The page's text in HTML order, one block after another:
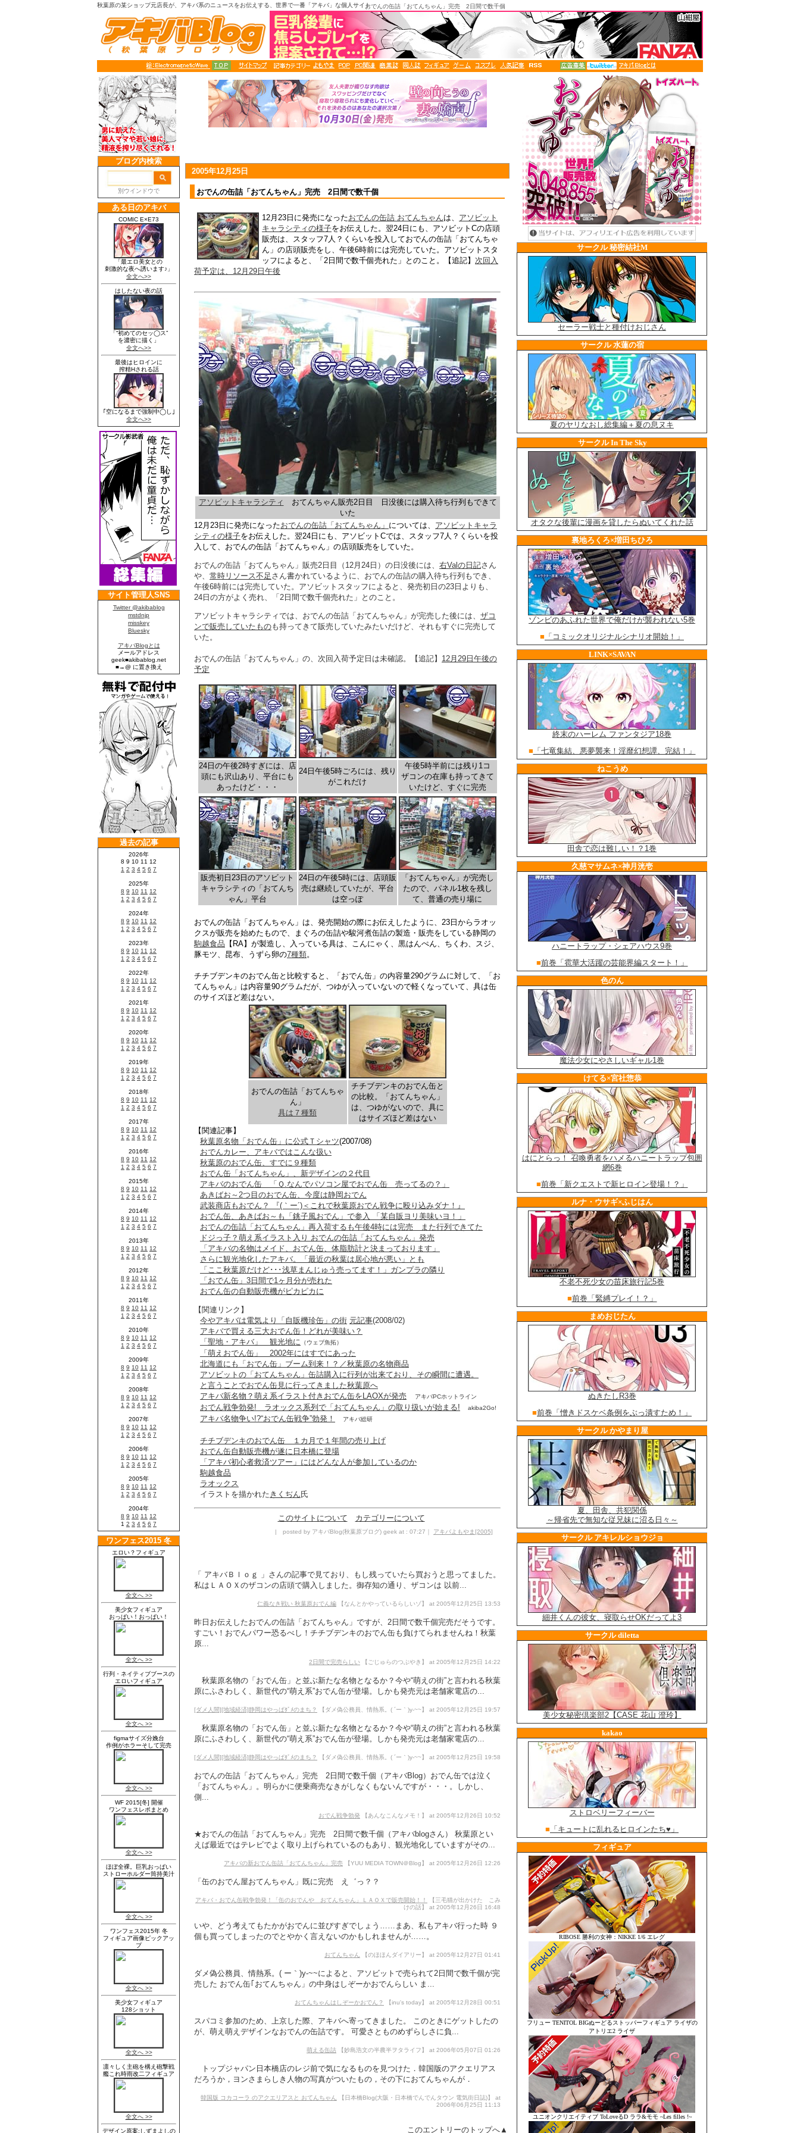
おでんの缶詰「おてんちゃん」完売 2日間で数千個
秋葉原の某ショップ元店長が、アキバ系のニュースをお伝えする、世界で一番「アキバ」な個人サイト
2005年12月25日
おでんの缶詰「おてんちゃん」完売 2日間で数千個
12月23日に発売になったおでんの缶詰 おてんちゃんは、 アソビット
キャラシティの様子をお伝えした。翌24日にも、アソビットCの店頭
販売は、スタッフ7人？くらいを投入しておでんの缶詰「おてんちゃ
ん」の店頭販売をし、午後6時前には完売していた。アソビットスタ
ッフによると、「2日間で数千個売れた」とのこと。【追記】 次回入
荷予定は、12月29日午後
アソビットキャラシティ おてんちゃん販売2日目 日没後には購入待ち行列もできて
いた
12月23日に発売になったおでんの缶詰「おてんちゃん」 については、 アソビットキャラ
シティの様子をお伝えした。翌24日にも、アソビットCでは、スタッフ7人？くらいを投
入して、おでんの缶詰「おてんちゃん」の店頭販売をしていた。
おでんの缶詰「おてんちゃん」販売2日目（12月24日）の日没後には、 右Valの日記さん
や、 常時リソース不足 さん書かれているように、おでんの缶詰の購入待ち行列もでき、
午後6時前には完売していた。アソビットスタッフによると、発売初日の23日よりも、
24日の方がよく売れ、「2日間で数千個売れた」とのこと。
アソビットキャラシティでは、おでんの缶詰「おてんちゃん」が完売した後には、 ザコ
ンで販売していたものも持ってきて販売していたみたいだけど、それもすぐに完売して
いた。
おでんの缶詰「おてんちゃん」の、次回入荷予定日は未確認。【追記】 12月29日午後の
予定
24日の午後2時すぎには、店
頭にも沢山あり、平台にも
あったけど・・・
24日午後5時ごろには、残り
がこれだけ
午後5時半前には残り1コ
ザコンの在庫も持ってきて
いたけど、すぐに完売
販売初日23日のアソビット
キャラシティの「おてんち
ゃん」平台
24日の午後5時には、店頭販
売は継続していたが、平台
は空っぽ
「おてんちゃん」が完売し
たので、パネル1枚を残し
て、普通の売り場に
おでんの缶詰「おてんちゃん」は、発売開始の際にお伝えしたように、23日からラオッ
クスが販売を始めたもので、まぐろの缶詰や駿河煮缶詰の製造・販売をしている静岡の
駒越食品 【RA】が製造し、入っている具は、こんにゃく、黒はんぺん、ちくわ、スジ、
豚モツ、昆布、うずら卵の7種類。
チチブデンキのおでん缶と比較すると、「おでん缶」の内容量290グラムに対して、「お
てんちゃん」は内容量90グラムだが、つゆが入っていないので軽くなっていて、具は缶
のサイズほど差はない。
おでんの缶詰「おてんちゃ
ん」
具は７種類
チチブデンキのおでん缶と
の比較。「おてんちゃん」
は、つゆがないので、具に
はサイズほど差はない
【関連記事】
秋葉原名物「おでん缶」に公式Ｔシャツ(2007/08)
おでんカレー、アキバではこんな扱い
秋葉原のおでん缶、すでに９種類
おでん缶「おてんちゃん」、新デザインの２代目
アキバのおでん缶 「Ｑ.なんでパソコン屋でおでん缶 売ってるの？」
あきばお～2つ目のおでん缶、今度は静岡おでん
武装商店もおでん？ 『(｀ー´)＜これで秋葉原おでん戦争に殴り込みダナ！』
おでん缶、あきばお～も「銚子風おでん」で参入 「某自販ヨリ美味いヨ！」
おでんの缶詰「おてんちゃん」再入荷するも午後4時には完売 また行列できてた
ドジっ子？萌え系イラスト入り おでんの缶詰「おてんちゃん」発売
「アキバの名物はメイド、おでん缶、体脂肪計と決まっております」
さらに観光地化したアキバ。「最近の秋葉は居心地が悪い」とも
「ここ秋葉原だけど･･･浅草まんじゅう売ってます！」ガンプラの隣り
「おでん缶」3日間で1ヶ月分が売れた
おでん缶の自動販売機がピカピカに
【関連リンク】
今やアキバは電気より「自販機珍缶」の街 元記事(2008/02)
アキバで買える三大おでん缶！どれが美味い？
「聖地・アキバ」 観光地に （ウェブ魚拓）
「萌えおでん缶」 2002年にはすでにあった
北海道にも「おでん缶」ブーム到来！？／秋葉原の名物商品
アソビットの「おてんちゃん」缶詰購入に行列が出来ており、その瞬間に遭遇。
と言うことでおでん缶見に行ってきました秋葉原へ
アキバ新名物？萌え系イラスト付きおでん缶をLAOXが発売
アキバPCホットライン
おでん戦争勃発! ラオックス系列で「おてんちゃん」の取り扱いが始まる! akiba2Go!
アキバ名物争い!?“おでん缶戦争”勃発！ アキバ総研
チチブデンキのおでん缶 １カ月で１年間の売り上げ
おでん缶自動販売機が遂に日本橋に登場
「アキバ初心者救済ツアー」にはどんな人が参加しているのか
駒越食品
ラオックス
イラストを描かれた きくぢん氏
このサイトについて カテゴリーについて
| posted by アキバBlog(秋葉原ブログ) geek at : 07:27｜ アキバよもやま[2005]
「 アキバＢｌｏｇ 」さんの記事で見ており、もし残っていたら買おうと思ってました。
私はＬＡＯＸのザコンの店頭で購入しました。御存知の通り、ザコンは 以前...
仁義なき戦い 秋葉原おでん編 【なんとかやっているらしいゾ】 at 2005年12月25日 13:53
昨日お伝えしたおでんの缶詰「おてんちゃん」ですが、2日間で数千個完売だそうです。
すごい！おでんパワー恐るべし！チチブデンキのおでん缶も負けてられませんね！秋葉
原...
2日間で完売らしい 【ごじゅらのつぶやき】 at 2005年12月25日 14:22
秋葉原名物の「おでん缶」と並ぶ新たな名物となるか？今や“萌えの街”と言われる秋葉
原にふさわしく、新世代の“萌え系”おでん缶が登場。しかも発売元は老舗家電店の...
[ダメ人間][地域経済]静岡はやっぱﾀﾞﾒのまち？ 【ダメ偽公務員、情熱系。( ´ー｀)y-~~】 at 2005年12月25日 19:57
秋葉原名物の「おでん缶」と並ぶ新たな名物となるか？今や“萌えの街”と言われる秋葉
原にふさわしく、新世代の“萌え系”おでん缶が登場。しかも発売元は老舗家電店の...
[ダメ人間][地域経済]静岡はやっぱﾀﾞﾒのまち？ 【ダメ偽公務員、情熱系。( ´ー｀)y-~~】 at 2005年12月25日 19:58
おでんの缶詰「おてんちゃん」完売 2日間で数千個（アキバBlog）おでん缶では泣く
「おてんちゃん」。明らかに便乗商売なきがしなくもないんですが・・・。しかし、
側...
おでん戦争勃発 【あんなこんなメモ！】 at 2005年12月26日 10:52
★おでんの缶詰「おてんちゃん」完売 2日間で数千個（アキバblogさん） 秋葉原とい
えば最近ではテレビでよく取り上げられているのもあり、観光地化していますがその...
アキバの新おでん缶詰「おてんちゃん」完売 【YUU MEDIA TOWN＠Blog】 at 2005年12月26日 12:26
「缶のおでん屋おてんちゃん」既に完売 え゛っ？？
アキバ・おでん缶戦争勃発！「缶のおでんや おてんちゃん」ＬＡＯＸで販売開始！！
【三毛猫が出かけた こみ
けの話】 at 2005年12月26日 16:48
いや、どう考えてもたかがおでんに並びすぎでしょう……まあ、私もアキバ行った時 ９
個も買ってしまったのでとやかく言えないのかもしれませんが……。
おてんちゃん 【のほほんダイアリー】 at 2005年12月27日 01:41
ダメ偽公務員、情熱系。( ー｀)y-~~によると、アソビットで売られて2日間で数千個が完
売した おでん缶｢おてんちゃん」の中身はしぞーかおでんらしい ま...
おてんちゃんはしぞーかおでん？ 【inu's today】 at 2005年12月28日 00:51
スパコミ参加のため、上京した際、アキバへ寄ってきました。 このときにゲットしたの
が、萌え萌えデザインなおでんの缶詰です。 可愛さとものめずらしさに負...
萌える缶詰 【妙島浩文の半農半ヲタライフ】 at 2006年05月07日 01:26
トップジャパン日本橋店のレジ前で気になるものを見つけた．韓国版のアクエリアス
だろうか，ヨンさまらしき人物の写真がついたもの，その下におてんちゃんが．
韓国版 コカコーラ のアクエリアスと おてんちゃん
【日本橋Blog(大阪・日本橋でんでんタウン 電気街日誌)】 at
2006年06月25日 11:13
このエントリーのトップへ▲